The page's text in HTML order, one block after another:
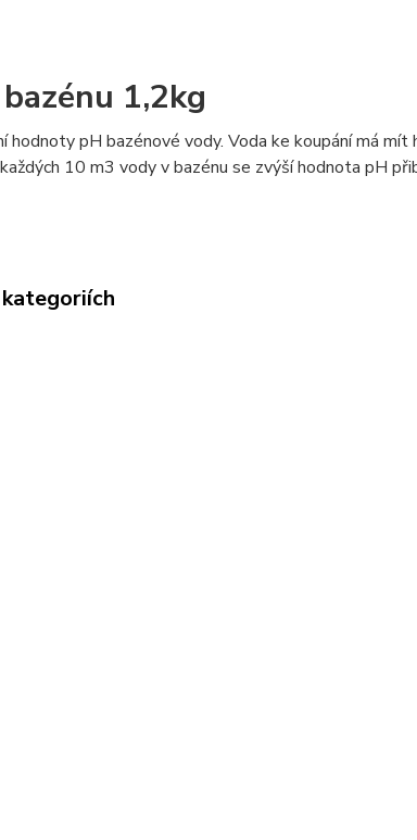
1,2kg
hodnoty pH bazénové vody. Voda ke koupání má
10 m3 vody v bazénu se zvýší hodnota pH